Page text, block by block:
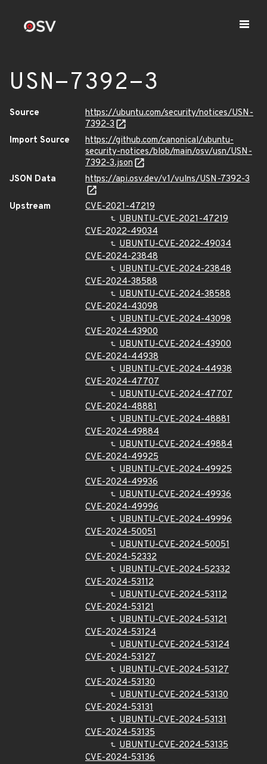
USN-7392-3
Source
https://ubuntu.com/security/notices/USN-
7392-3
Import Source
https://github.com/canonical/ubuntu-
security-notices/blob/main/osv/usn/USN-
7392-3.json
JSON Data
https://api.osv.dev/v1/vulns/USN-7392-3
Upstream
CVE-2021-47219
UBUNTU-CVE-2021-47219
CVE-2022-49034
UBUNTU-CVE-2022-49034
CVE-2024-23848
UBUNTU-CVE-2024-23848
CVE-2024-38588
UBUNTU-CVE-2024-38588
CVE-2024-43098
UBUNTU-CVE-2024-43098
CVE-2024-43900
UBUNTU-CVE-2024-43900
CVE-2024-44938
UBUNTU-CVE-2024-44938
CVE-2024-47707
UBUNTU-CVE-2024-47707
CVE-2024-48881
UBUNTU-CVE-2024-48881
CVE-2024-49884
UBUNTU-CVE-2024-49884
CVE-2024-49925
UBUNTU-CVE-2024-49925
CVE-2024-49936
UBUNTU-CVE-2024-49936
CVE-2024-49996
UBUNTU-CVE-2024-49996
CVE-2024-50051
UBUNTU-CVE-2024-50051
CVE-2024-52332
UBUNTU-CVE-2024-52332
CVE-2024-53112
UBUNTU-CVE-2024-53112
CVE-2024-53121
UBUNTU-CVE-2024-53121
CVE-2024-53124
UBUNTU-CVE-2024-53124
CVE-2024-53127
UBUNTU-CVE-2024-53127
CVE-2024-53130
UBUNTU-CVE-2024-53130
CVE-2024-53131
UBUNTU-CVE-2024-53131
CVE-2024-53135
UBUNTU-CVE-2024-53135
CVE-2024-53136